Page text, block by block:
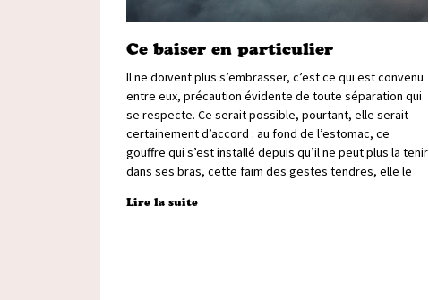
Ce baiser en particulier
Il ne doivent plus s’embrasser, c’est ce qui est convenu
entre eux, précaution évidente de toute séparation qui
se respecte. Ce serait possible, pourtant, elle serait
certainement d’accord : au fond de l’estomac, ce
gouffre qui s’est installé depuis qu’il ne peut plus la tenir
dans ses bras, cette faim des gestes tendres, elle le
Lire la suite